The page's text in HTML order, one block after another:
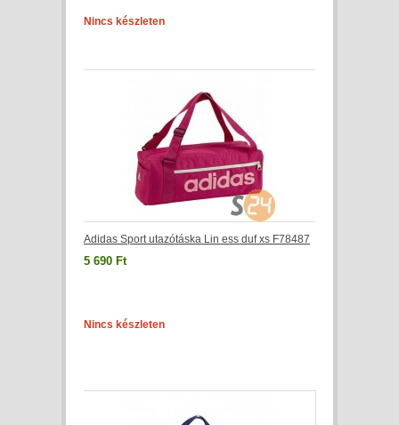
Nincs készleten
Adidas Sport utazótáska Lin ess duf xs F78487
5 690 Ft
Nincs készleten